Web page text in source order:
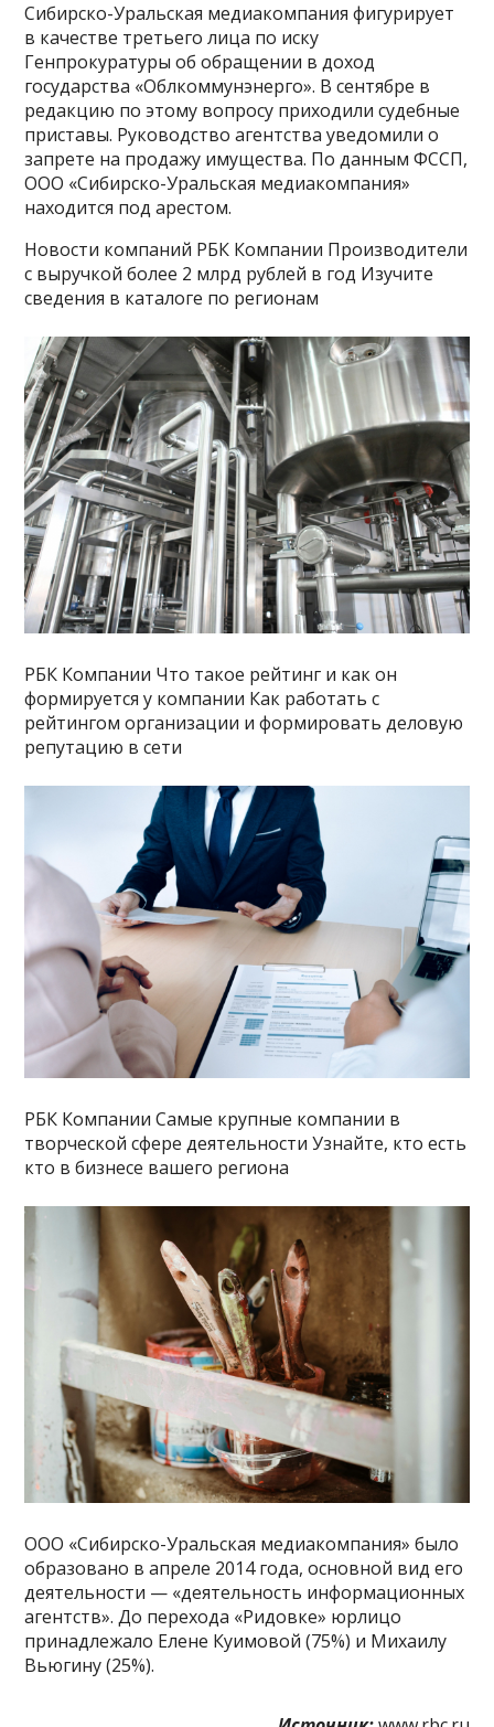
Сибирско-Уральская медиакомпания фигурирует
в качестве третьего лица по иску
Генпрокуратуры об обращении в доход
государства «Облкоммунэнерго». В сентябре в
редакцию по этому вопросу приходили судебные
приставы. Руководство агентства уведомили о
запрете на продажу имущества. По данным ФССП,
ООО «Сибирско-Уральская медиакомпания»
находится под арестом.
Новости компаний РБК Компании Производители
с выручкой более 2 млрд рублей в год Изучите
сведения в каталоге по регионам
РБК Компании Что такое рейтинг и как он
формируется у компании Как работать с
рейтингом организации и формировать деловую
репутацию в сети
РБК Компании Самые крупные компании в
творческой сфере деятельности Узнайте, кто есть
кто в бизнесе вашего региона
ООО «Сибирско-Уральская медиакомпания» было
образовано в апреле 2014 года, основной вид его
деятельности — «деятельность информационных
агентств». До перехода «Ридовке» юрлицо
принадлежало Елене Куимовой (75%) и Михаилу
Вьюгину (25%).